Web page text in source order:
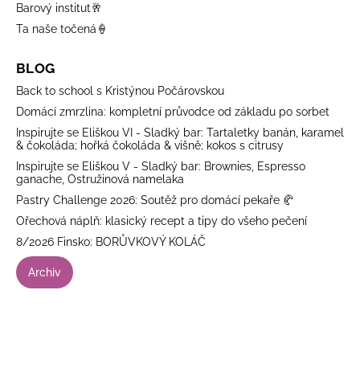
Barový institut🥂
Ta naše točená🍦
BLOG
Back to school s Kristýnou Počárovskou
Domácí zmrzlina: kompletní průvodce od základu po sorbet
Inspirujte se Eliškou VI - Sladký bar: Tartaletky banán, karamel
& čokoláda; hořká čokoláda & višně; kokos s citrusy
Inspirujte se Eliškou V - Sladký bar: Brownies, Espresso
ganache, Ostružinová namelaka
Pastry Challenge 2026: Soutěž pro domácí pekaře 🥐
Ořechová náplň: klasický recept a tipy do všeho pečení
8/2026 Finsko: BORŮVKOVÝ KOLÁČ
Archiv